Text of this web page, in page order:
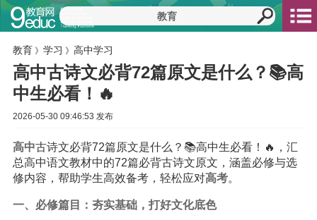
教育 》 学习 》 高中学习
高中古诗文必背72篇原文是什么？📚高
中生必看！🔥
2026-05-30 09:46:53 发布
高中古诗文必背72篇原文是什么？📚高中生必看！🔥，汇
总高中语文教材中的72篇必背古诗文原文，涵盖必修与选
修内容，帮助学生高效备考，轻松应对高考。
一、必修篇目：夯实基础，打好文化底色